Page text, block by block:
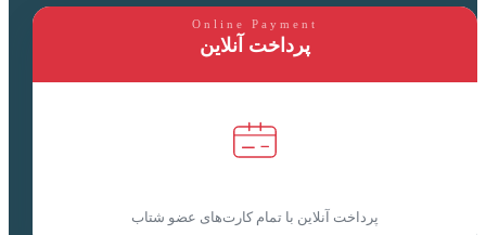
Online Payment
پرداخت آنلاین
پرداخت آنلاین با تمام کارت‌های عضو شتاب